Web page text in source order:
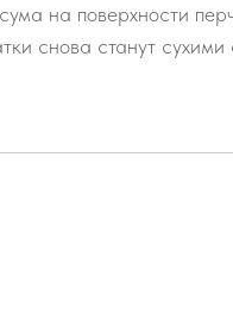
на поверхности
снова станут сухими